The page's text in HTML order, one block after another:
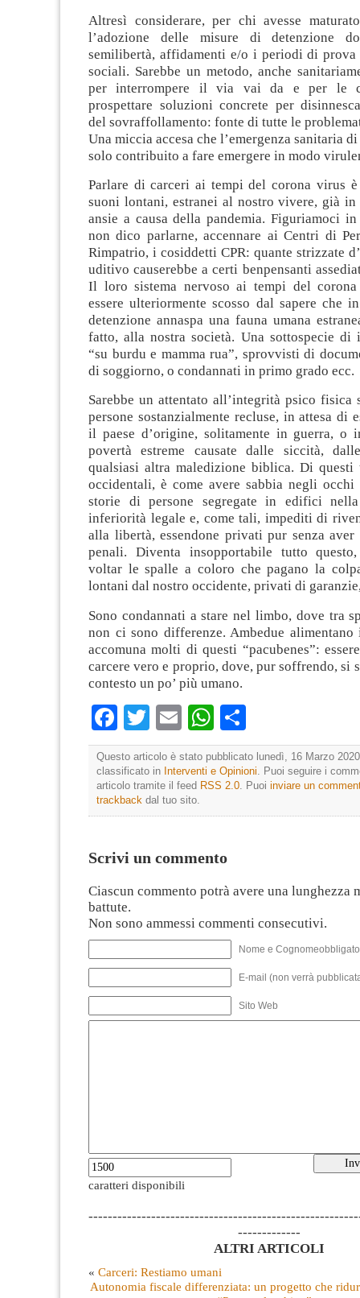
Altresì considerare, per chi avesse
l’adozione delle misure di detenzione
semilibertà, affidamenti e/o i periodi di
sociali. Sarebbe un metodo, anche
per interrompere il via vai da e per le
prospettare soluzioni concrete per
del sovraffollamento: fonte di tutte le
Una miccia accesa che l’emergenza sanitaria
solo contribuito a fare emergere in modo
Parlare di carceri ai tempi del corona virus è
suoni lontani, estranei al nostro vivere, già
ansie a causa della pandemia. Figuriamoci
non dico parlarne, accennare ai Centri di
Rimpatrio, i cosiddetti CPR: quante strizzate
uditivo causerebbe a certi benpensanti
Il loro sistema nervoso ai tempi del
essere ulteriormente scosso dal sapere che
detenzione annaspa una fauna umana
fatto, alla nostra società. Una sottospecie di
“su burdu e mamma rua”, sprovvisti di
di soggiorno, o condannati in primo grado ecc.
Sarebbe un attentato all’integrità psico fisica
persone sostanzialmente recluse, in attesa di
il paese d’origine, solitamente in guerra, o
povertà estreme causate dalle siccità,
qualsiasi altra maledizione biblica. Di questi
occidentali, è come avere sabbia negli occhi
storie di persone segregate in edifici
inferiorità legale e, come tali, impediti di
alla libertà, essendone privati pur senza aver
penali. Diventa insopportabile tutto
voltar le spalle a coloro che pagano la
lontani dal nostro occidente, privati di
Sono condannati a stare nel limbo, dove tra
non ci sono differenze. Ambedue
accomuna molti di questi “pacubenes”:
carcere vero e proprio, dove, pur soffrendo, si
contesto un po’ più umano.
Facebook
TwitterEmailWhatsApp
Questo articolo è stato pubblicato lunedì, 16 Marzo
classificato in Interventi e Opinioni . Puoi seguire i
articolo tramite il feed RSS 2.0 . Puoi inviare un
trackback dal tuo sito.
Scrivi un commento
Ciascun commento potrà avere una lunghezza
battute.
Non sono ammessi commenti consecutivi.
Nome e
E-mail (non verrà
Sito Web
caratteri disponibili
-------------
ALTRI ARTICOLI
« Carceri: Restiamo umani
Autonomia fiscale differenziata: un progetto che